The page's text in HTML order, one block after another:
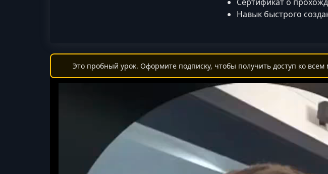
Навык быстрого
Это пробный урок. Оформите подписку, чтобы получить доступ ко всем